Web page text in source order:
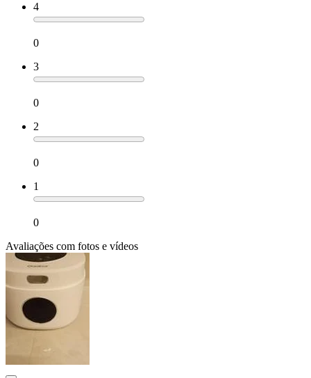
4
0
3
0
2
0
1
0
Avaliações com fotos e vídeos